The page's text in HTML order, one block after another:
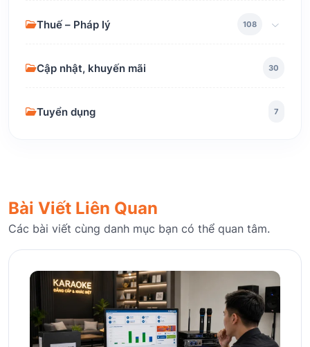
Thuế – Pháp lý 108
Cập nhật, khuyến mãi 30
Tuyển dụng 7
Bài Viết Liên Quan
Các bài viết cùng danh mục bạn có thể quan tâm.